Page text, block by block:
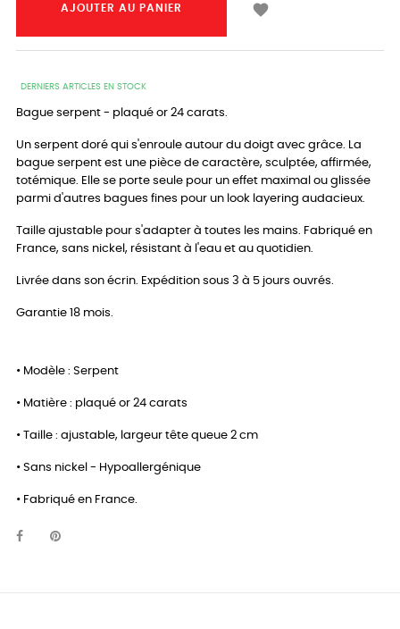
AJOUTER AU PANIER 
DERNIERS ARTICLES EN STOCK
Bague serpent - plaqué or 24 carats.
Un serpent doré qui s'enroule autour du doigt avec grâce. La
bague serpent est une pièce de caractère, sculptée, affirmée,
totémique. Elle se porte seule pour un effet maximal ou glissée
parmi d'autres bagues fines pour un look layering audacieux.
Taille ajustable pour s'adapter à toutes les mains. Fabriqué en
France, sans nickel, résistant à l'eau et au quotidien.
Livrée dans son écrin. Expédition sous 3 à 5 jours ouvrés.
Garantie 18 mois.
• Modèle : Serpent
• Matière : plaqué or 24 carats
• Taille : ajustable, largeur tête queue 2 cm
• Sans nickel - Hypoallergénique
• Fabriqué en France.